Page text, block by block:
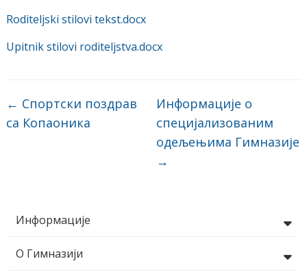
Информације
О Гимназији
Roditeljski stilovi tekst.docx
Upitnik stilovi roditeljstva.docx
← Спортски поздрав
са Копаоника
Информације о
специјализованим
одељењима Гимназије
→